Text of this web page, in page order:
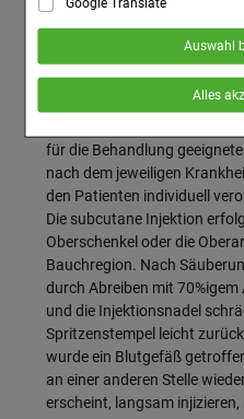
Warenkorb, Kundenkonto),
kann.
Komfort:Diese Cookies werden
noch ansprechender zu gestalten,
Wiedererkennung des Besuchers
Verhaltensweisen (z.B.
Inhalte anzuzeigen und unser
Statistik & Tracking:Hierüber
Art und Weise der Nutzung
wir unsere Website weiter für Sie
unserer Website aber auch die
relevant für Sie zu gestalten. Bitte
teilweise an Dritte wie z.B. Google
werden.
Google Translate
Auswahl
Alles
EINZUNEHMEN?
Wenden Sie Chamomilla
genau nach der Anweisung
nicht anders verordnet, ist
für die Behandlung
nach dem jeweiligen
den Patienten individuell
Die subcutane Injektion
Oberschenkel oder die
Bauchregion. Nach
durch Abreiben mit
und die Injektionsnadel
Spritzenstempel leicht
wurde ein Blutgefäß
an einer anderen Stelle
erscheint, langsam injizieren,